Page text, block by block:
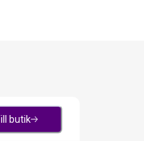
butik